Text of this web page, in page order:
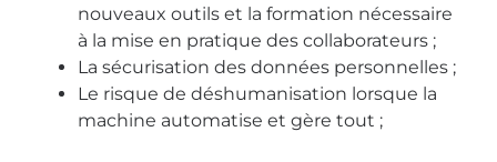
nouveaux outils et la formation nécessaire
à la mise en pratique des collaborateurs ;
La sécurisation des données personnelles ;
Le risque de déshumanisation lorsque la
machine automatise et gère tout ;